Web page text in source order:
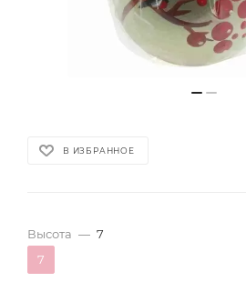
В ИЗБРАННОЕ
Высота — 7
7